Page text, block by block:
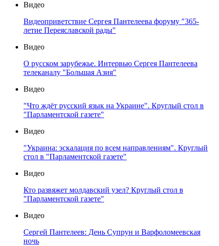
Видео
Видеоприветствие Сергея Пантелеева форуму "365-
летие Переяславской рады"
Видео
О русском зарубежье. Интервью Сергея Пантелеева
телеканалу "Большая Азия"
Видео
"Что ждёт русский язык на Украине". Круглый стол в
"Парламентской газете"
Видео
"Украина: эскалация по всем направлениям". Круглый
стол в "Парламентской газете"
Видео
Кто развяжет молдавский узел? Круглый стол в
"Парламентской газете"
Видео
Сергей Пантелеев: День Супрун и Варфоломеевская
ночь